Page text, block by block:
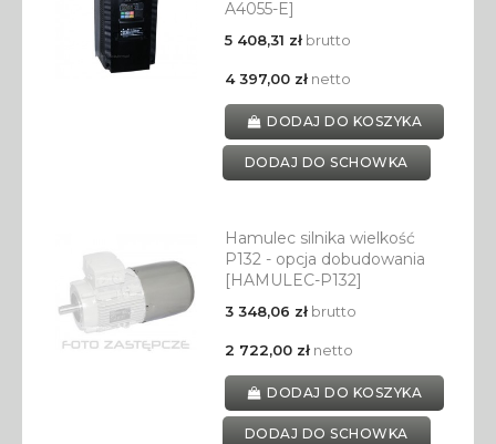
A4055-E]
5 408,31 złbrutto
4 397,00 złnetto
DODAJ DO KOSZYKA
DODAJ DO SCHOWKA
Hamulec silnika wielkość
P132 - opcja dobudowania
[HAMULEC-P132]
3 348,06 złbrutto
2 722,00 złnetto
DODAJ DO KOSZYKA
DODAJ DO SCHOWKA